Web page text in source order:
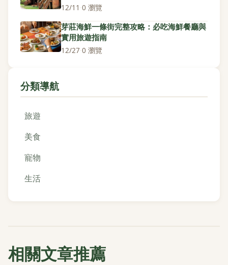
12/11 ·0 瀏覽
芽莊海鮮一條街完整攻略：必吃海鮮餐廳與
實用旅遊指南
12/27·0 瀏覽
分類導航
旅遊
美食
寵物
生活
相關文章推薦